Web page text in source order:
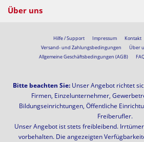
Über uns
Hilfe / Support Impressum Kontakt
Versand- und Zahlungsbedingungen
Über
Allgemeine Geschäftsbedingungen (AGB)
Bitte beachten Sie:Unser Angebot richtet
Firmen, Einzelunternehmer,
Bildungseinrichtungen, Öffentliche
Freiberufler.
Unser Angebot ist stets freibleibend.
vorbehalten. Die angezeigten